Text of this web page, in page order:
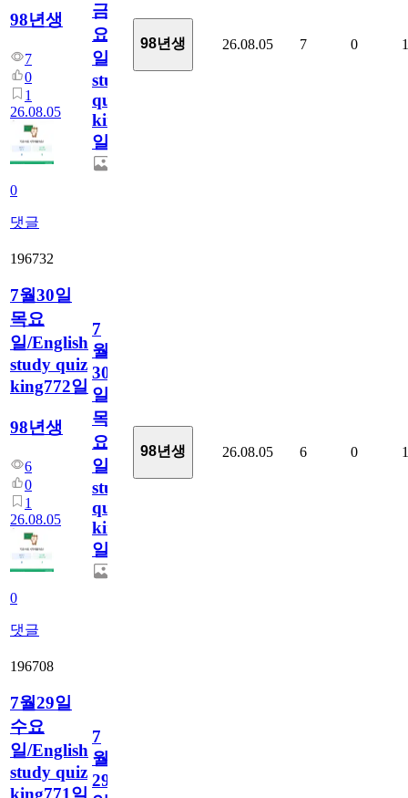
98년생
7
0
1
26.08.05
0
댓글
금
요
일/English
study
quiz
king773
일
98년생 26.08.05 7 0 1
196732
7월30일
목요
일/English
study quiz
king772일
98년생
6
0
1
26.08.05
0
댓글
7
월
30
일
목
요
일/English
study
quiz
king772
일
98년생 26.08.05 6 0 1
196708
7월29일
수요
일/English
study quiz
7
월
29